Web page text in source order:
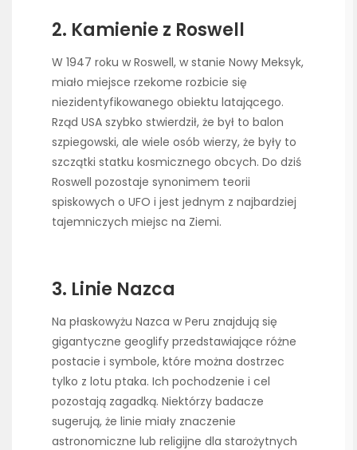
2. Kamienie z Roswell
W 1947 roku w Roswell, w stanie Nowy Meksyk,
miało miejsce rzekome rozbicie się
niezidentyfikowanego obiektu latającego.
Rząd USA szybko stwierdził, że był to balon
szpiegowski, ale wiele osób wierzy, że były to
szczątki statku kosmicznego obcych. Do dziś
Roswell pozostaje synonimem teorii
spiskowych o UFO i jest jednym z najbardziej
tajemniczych miejsc na Ziemi.
3. Linie Nazca
Na płaskowyżu Nazca w Peru znajdują się
gigantyczne geoglify przedstawiające różne
postacie i symbole, które można dostrzec
tylko z lotu ptaka. Ich pochodzenie i cel
pozostają zagadką. Niektórzy badacze
sugerują, że linie miały znaczenie
astronomiczne lub religijne dla starożytnych